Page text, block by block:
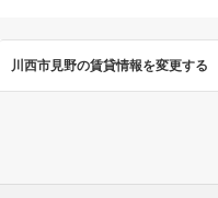
川西市見野の賃貸情報を変更する